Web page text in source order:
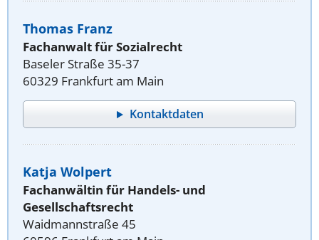
Thomas Franz
Fachanwalt für Sozialrecht
Baseler Straße 35-37
60329 Frankfurt am Main
Kontaktdaten
Katja Wolpert
Fachanwältin für Handels- und
Gesellschaftsrecht
Waidmannstraße 45